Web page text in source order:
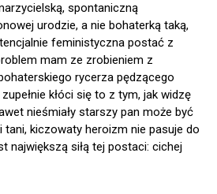
spontaniczną
urodzie, a nie bohaterką taką,
feministyczna postać z
mam ze zrobieniem z
rycerza pędzącego
kłóci się to z tym, jak widzę
nieśmiały starszy pan może być
tani, kiczowaty heroizm nie pasuje do
największą siłą tej postaci: cichej